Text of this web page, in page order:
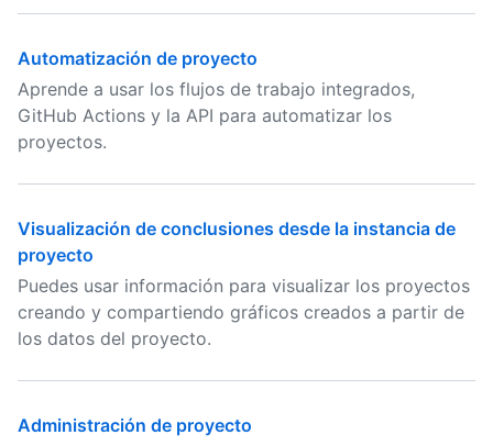
Automatización de proyecto
Aprende a usar los flujos de trabajo integrados,
GitHub Actions y la API para automatizar los
proyectos.
Visualización de conclusiones desde la instancia de
proyecto
Puedes usar información para visualizar los proyectos
creando y compartiendo gráficos creados a partir de
los datos del proyecto.
Administración de proyecto